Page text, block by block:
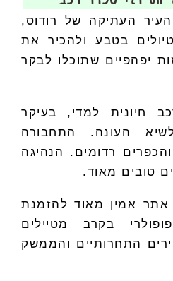
העתיקה של רודוס,
בטבע ולהכיר את
יפהפיים שתוכלו לבקר
חיונית למדי, בעיקר
העונה. התחבורה
רדומים. הנהיגה
טובים מאוד.
אתר אמין מאוד להזמנת
בקרב מטיילים
התחרותיים והממשק